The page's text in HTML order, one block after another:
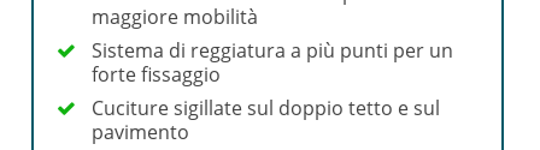
maggiore mobilità
Sistema di reggiatura a più punti per un
forte fissaggio
Cuciture sigillate sul doppio tetto e sul
pavimento